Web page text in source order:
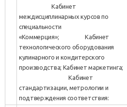
Кабинет
междисциплинарных курсов по
специальности
«Коммерция»; Кабинет
технологического оборудования
кулинарного и кондитерского
производства; Кабинет маркетинга;
Кабинет
стандартизации, метрологии и
подтверждения соответствия: